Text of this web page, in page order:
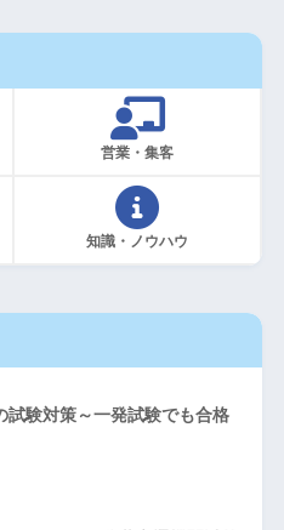
営業・集客
知識・ノウハウ
試験対策～一発試験でも合格